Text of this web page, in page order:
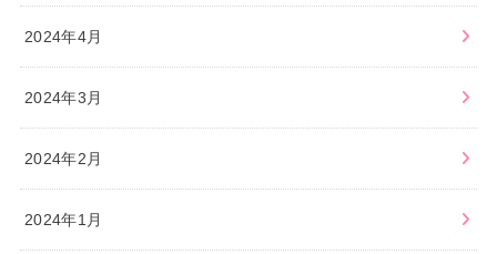
2024年4月
2024年3月
2024年2月
2024年1月